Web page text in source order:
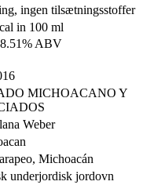
ingen tilsætningsstoffer
in 100 ml
ABV
MICHOACANO Y
Weber
Michoacán
underjordisk jordovn